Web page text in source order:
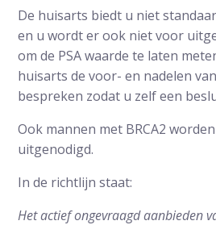
De huisarts biedt u niet
en u wordt er ook niet voor
om de PSA waarde te laten
huisarts de voor- en nadelen
bespreken zodat u zelf een
Ook mannen met BRCA2
uitgenodigd.
In de richtlijn staat:
Het actief ongevraagd aanbieden